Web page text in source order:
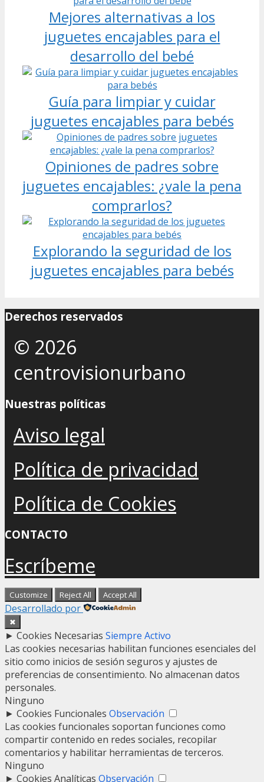
Mejores alternativas a los
juguetes encajables para el
desarrollo del bebé
Guía para limpiar y cuidar
juguetes encajables para bebés
Opiniones de padres sobre
juguetes encajables: ¿vale la pena
comprarlos?
Explorando la seguridad de los
juguetes encajables para bebés
Derechos reservados
© 2026
centrovisionurbano
Nuestras políticas
Aviso legal
Política de privacidad
Política de Cookies
CONTACTO
Escríbeme
Customize Reject All Accept All
Desarrollado por
✖
► Cookies Necesarias Siempre Activo
Las cookies necesarias habilitan funciones esenciales del
sitio como inicios de sesión seguros y ajustes de
preferencias de consentimiento. No almacenan datos
personales.
Ninguno
► Cookies Funcionales Observación
Las cookies funcionales soportan funciones como
compartir contenido en redes sociales, recopilar
comentarios y habilitar herramientas de terceros.
Ninguno
► Cookies Analíticas Observación